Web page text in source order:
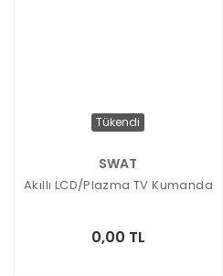
Tükendi
SWAT
Akıllı LCD/Plazma TV Kumanda
0,00 TL